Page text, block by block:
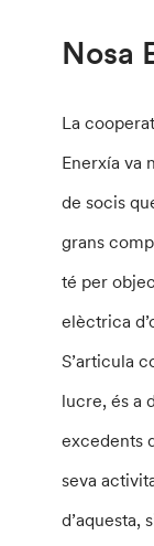
Nosa
La
Enerxía va
de socis
grans
té per
elèctrica
S’articula
lucre, és a
excedents
seva
d’aquesta,